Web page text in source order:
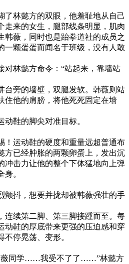
了林懿方的双眼，他羞耻地从自己
走来的女生，腿部线条明显，肌肉
韩薇，同时也是跆拳道社的成员之
一颗蛋蛋而闻名于班级，没有人敢
对林懿方命令：“站起来，靠墙站
台旁的墙壁，双腿发软。韩薇则站
住他的肩膀，将他死死固定在墙
鞋的脚尖对准目标。
！运动鞋的硬度和重量远超普通布
方已经肿胀的两颗卵蛋上，发出沉
冲击力让他的整个下体猛地向上弹
。
颤抖，想要并拢却被韩薇强壮的手
连续第二脚、第三脚接踵而至。每
动鞋的厚底带来更强的压迫感和穿
停晃荡、变形。
同学……我受不了了……”林懿方